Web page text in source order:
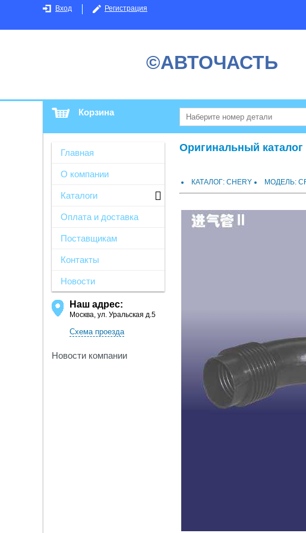
Вход Регистрация
©АВТОЧАСТЬ
Корзина
Главная
О компании
Каталоги
Оплата и доставка
Поставщикам
Контакты
Новости
Наш адрес:
Москва, ул. Уральская д.5
Схема проезда
Новости компании
Оригинальный
КАТАЛОГ: CHERY МОДЕЛЬ: